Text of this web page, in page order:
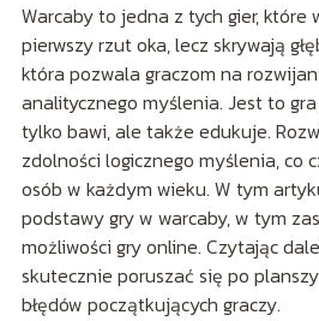
Warcaby to jedna z tych gier, które
pierwszy rzut oka, lecz skrywają
która pozwala graczom na
analitycznego myślenia. Jest to
tylko bawi, ale także edukuje.
zdolności logicznego myślenia, co
osób w każdym wieku. W tym
podstawy gry w warcaby, w tym
możliwości gry online. Czytając
skutecznie poruszać się po
błędów początkujących graczy.